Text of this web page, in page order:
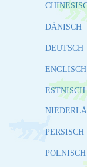
DÄNISCH
DEUTSCH
ENGLISCH
ESTNISCH
PERSISCH
POLNISCH